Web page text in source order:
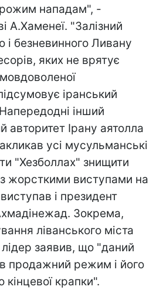
нападам", -
А.Хаменеї. "Залізний
і безневинного Ливану
яких не врятує
іранський
інший
авторитет Ірану аятолла
усі мусульманські
"Хезболлах" знищити
з жорсткими виступами на
і президент
Зокрема,
ліванського міста
заявив, що "даний
продажний режим і його
кінцевої крапки".